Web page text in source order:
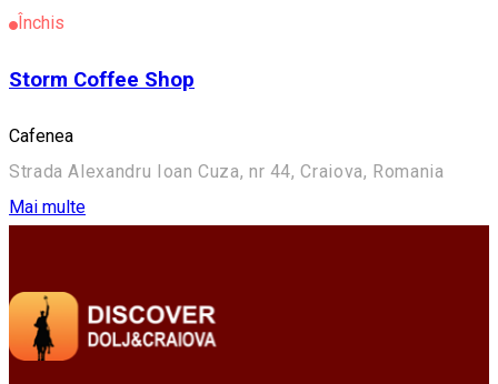
Închis
Storm Coffee Shop
Cafenea
Strada Alexandru Ioan Cuza, nr 44, Craiova, Romania
Mai multe